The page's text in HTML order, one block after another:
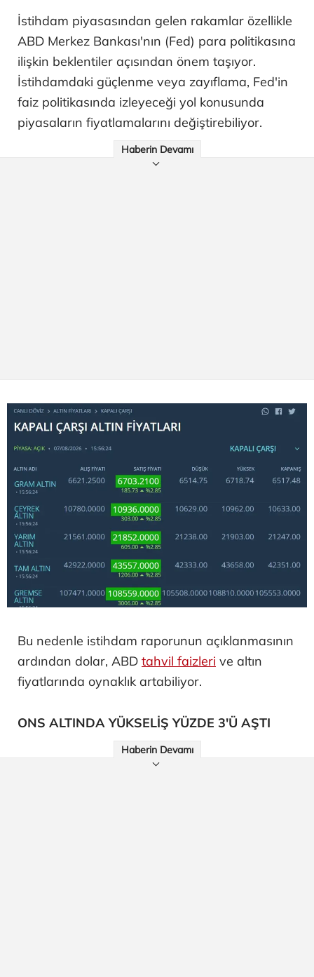
İstihdam piyasasından gelen rakamlar özellikle
ABD Merkez Bankası'nın (Fed) para politikasına
ilişkin beklentiler açısından önem taşıyor.
İstihdamdaki güçlenme veya zayıflama, Fed'in
faiz politikasında izleyeceği yol konusunda
piyasaların fiyatlamalarını değiştirebiliyor.
Haberin Devamı
Bu nedenle istihdam raporunun açıklanmasının
ardından dolar, ABD tahvil faizleri ve altın
fiyatlarında oynaklık artabiliyor.
ONS ALTINDA YÜKSELİŞ YÜZDE 3'Ü AŞTI
Haberin Devamı